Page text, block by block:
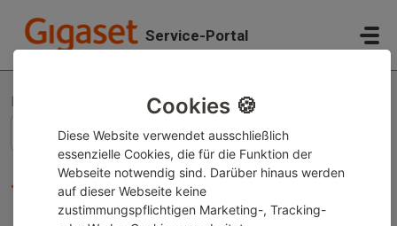
Service-Portal
Technische Themen (45)
Cookies 🍪
Diese Website verwendet ausschließlich
essenzielle Cookies, die für die Funktion der
Webseite notwendig sind. Darüber hinaus werden
auf dieser Webseite keine
zustimmungspflichtigen Marketing-, Tracking-